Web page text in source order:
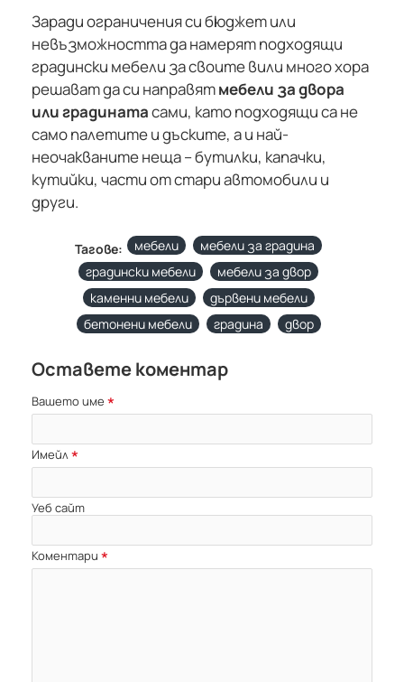
Заради ограничения си бюджет или
невъзможността да намерят подходящи
градински мебели за своите вили много хора
решават да си направятмебели за двора
или градинатасами, като подходящи са не
само палетите и дъските, а и най-
неочакваните неща – бутилки, капачки,
кутийки, части от стари автомобили и
други.
Тагове: мебели
мебели за градина
градински мебели
мебели за двор
каменни мебели
дървени мебели
бетонени мебели
градина двор
Оставете коментар
Вашето име
Имейл
Уеб сайт
Коментари